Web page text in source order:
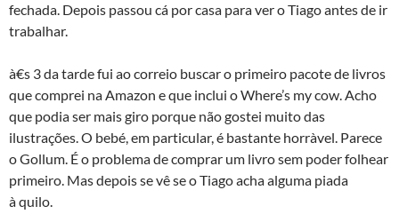
fechada. Depois passou cá por casa para ver o Tiago antes de ir
trabalhar.
à€s 3 da tarde fui ao correio buscar o primeiro pacote de livros
que comprei na Amazon e que inclui o Where’s my cow. Acho
que podia ser mais giro porque não gostei muito das
ilustrações. O bebé, em particular, é bastante horrà­vel. Parece
o Gollum. É o problema de comprar um livro sem poder folhear
primeiro. Mas depois se vê se o Tiago acha alguma piada
à quilo.